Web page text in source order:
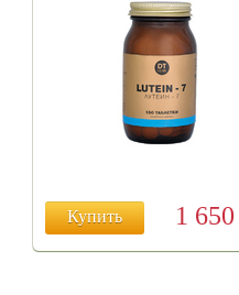
Купить 1